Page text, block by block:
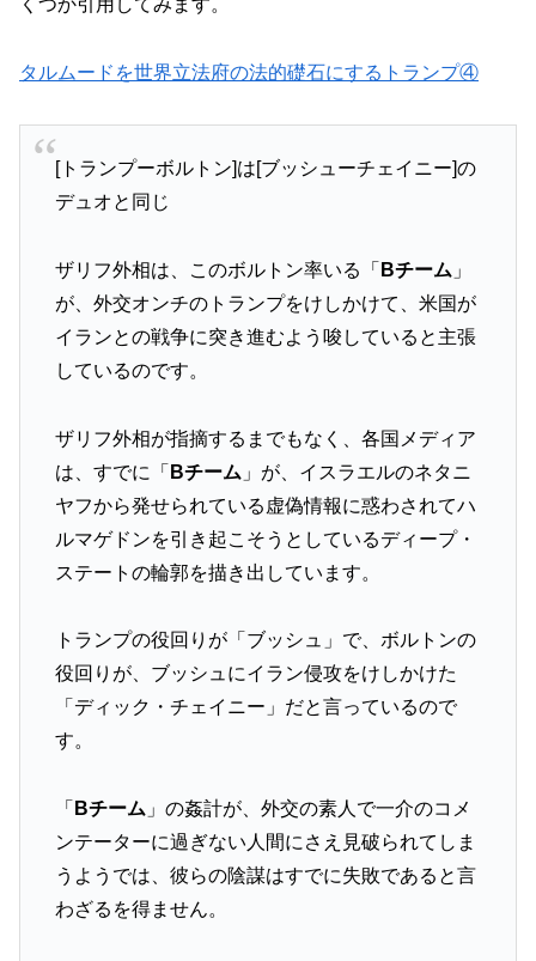
くつか引用してみます。
タルムードを世界立法府の法的礎石にするトランプ④
[トランプーボルトン]は[ブッシューチェイニー]の
デュオと同じ
ザリフ外相は、このボルトン率いる「 Bチーム 」
が、外交オンチのトランプをけしかけて、米国が
イランとの戦争に突き進むよう唆していると主張
しているのです。
ザリフ外相が指摘するまでもなく、各国メディア
は、すでに「 Bチーム 」が、イスラエルのネタニ
ヤフから発せられている虚偽情報に惑わされてハ
ルマゲドンを引き起こそうとしているディープ・
ステートの輪郭を描き出しています。
トランプの役回りが「ブッシュ」で、ボルトンの
役回りが、ブッシュにイラン侵攻をけしかけた
「ディック・チェイニー」だと言っているので
す。
「 Bチーム 」の姦計が、外交の素人で一介のコメ
ンテーターに過ぎない人間にさえ見破られてしま
うようでは、彼らの陰謀はすでに失敗であると言
わざるを得ません。